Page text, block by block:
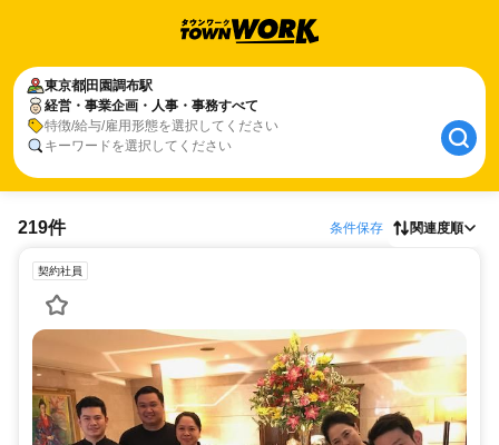
東京都 田園調布駅
経営・事業企画・人事・事務すべて
特徴/給与/雇用形態を選択してください
キーワードを選択してください
219件 条件保存 関連度順
契約社員